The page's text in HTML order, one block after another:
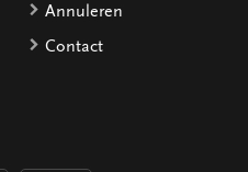
Annuleren
Contact